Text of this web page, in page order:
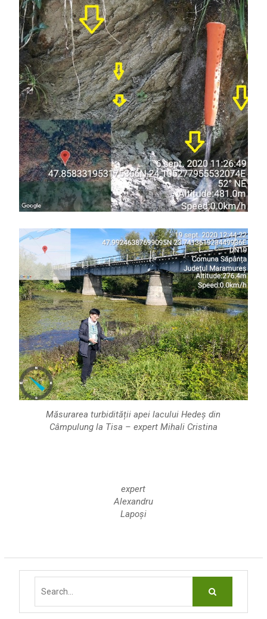
Măsurarea turbidității apei lacului Hedeș din
Câmpulung la Tisa – expert Mihali Cristina
expert
Alexandru
Lapoși